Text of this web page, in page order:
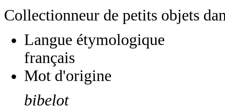
Collectionneur de petits objets
Langue étymologique
français
Mot d'origine
bibelot